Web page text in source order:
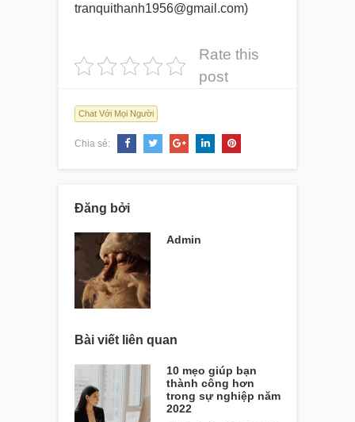
tranquithanh1956@gmail.com)
Rate this
post
Chat Với Mọi Người
Chia sẻ:
Đăng bởi
Admin
Bài viết liên quan
10 mẹo giúp bạn
thành công hơn
trong sự nghiệp năm
2022